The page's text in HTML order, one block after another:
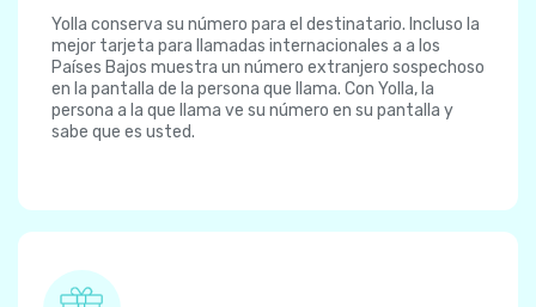
Yolla conserva su número para el destinatario. Incluso la
mejor tarjeta para llamadas internacionales a a los
Países Bajos muestra un número extranjero sospechoso
en la pantalla de la persona que llama. Con Yolla, la
persona a la que llama ve su número en su pantalla y
sabe que es usted.